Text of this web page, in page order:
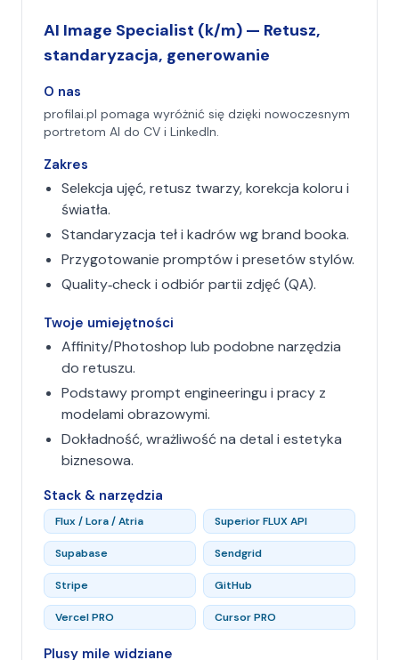
AI Image Specialist (k/m) — Retusz,
standaryzacja, generowanie
O nas
profilai.pl pomaga wyróżnić się dzięki nowoczesnym
portretom AI do CV i LinkedIn.
Zakres
Selekcja ujęć, retusz twarzy, korekcja koloru i
światła.
Standaryzacja teł i kadrów wg brand booka.
Przygotowanie promptów i presetów stylów.
Quality‑check i odbiór partii zdjęć (QA).
Twoje umiejętności
Affinity/Photoshop lub podobne narzędzia
do retuszu.
Podstawy prompt engineeringu i pracy z
modelami obrazowymi.
Dokładność, wrażliwość na detal i estetyka
biznesowa.
Stack & narzędzia
Flux / Lora / Atria Superior FLUX API
Supabase Sendgrid
Stripe GitHub
Vercel PRO Cursor PRO
Plusy mile widziane